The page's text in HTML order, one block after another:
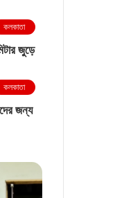
কলকাতা
জুড়ে
কলকাতা
জন্য